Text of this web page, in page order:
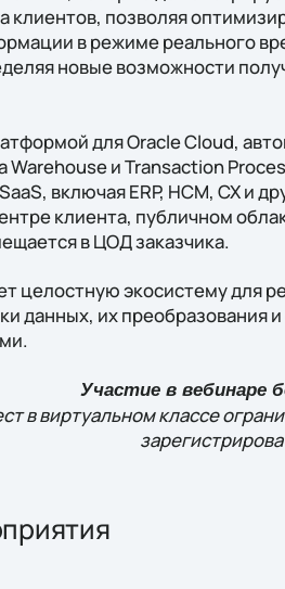
позволяя
в режиме реального
новые возможности
для Oracle Cloud,
Warehouse и Transaction
включая ERP, HCM, CX и
клиента, публичном
в ЦОД заказчика.
целостную экосистему для
данных, их преобразования
Участие в вебинаре
в виртуальном классе